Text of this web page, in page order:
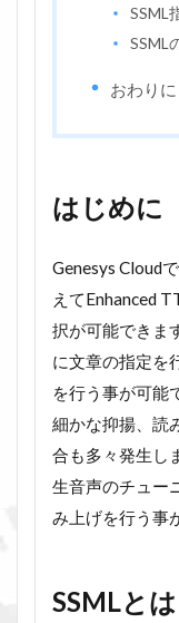
SSML
SSML
おわりに
はじめに
Genesys Cloud
えてEnhanced
択が可能できま
に文章の指定を
を行う事が可能
細かな抑揚、読
合も多々発生し
生音声のチュー
み上げを行う事
SSMLとは